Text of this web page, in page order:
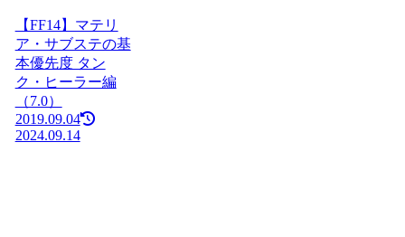
【FF14】マテリ
ア・サブステの基
本優先度 タン
ク・ヒーラー編
（7.0）
2019.09.04
2024.09.14